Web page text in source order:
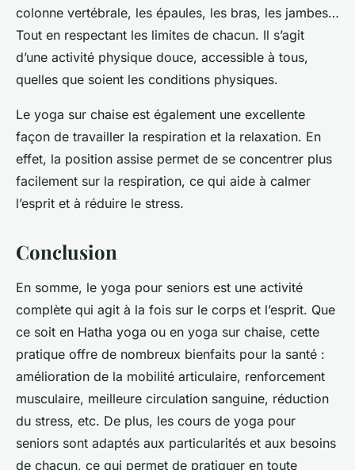
colonne vertébrale, les épaules, les bras, les jambes…
Tout en respectant les limites de chacun. Il s’agit
d’une activité physique douce, accessible à tous,
quelles que soient les conditions physiques.
Le yoga sur chaise est également une excellente
façon de travailler la respiration et la relaxation. En
effet, la position assise permet de se concentrer plus
facilement sur la respiration, ce qui aide à calmer
l’esprit et à réduire le stress.
Conclusion
En somme, le yoga pour seniors est une activité
complète qui agit à la fois sur le corps et l’esprit. Que
ce soit en Hatha yoga ou en yoga sur chaise, cette
pratique offre de nombreux bienfaits pour la santé :
amélioration de la mobilité articulaire, renforcement
musculaire, meilleure circulation sanguine, réduction
du stress, etc. De plus, les cours de yoga pour
seniors sont adaptés aux particularités et aux besoins
de chacun, ce qui permet de pratiquer en toute